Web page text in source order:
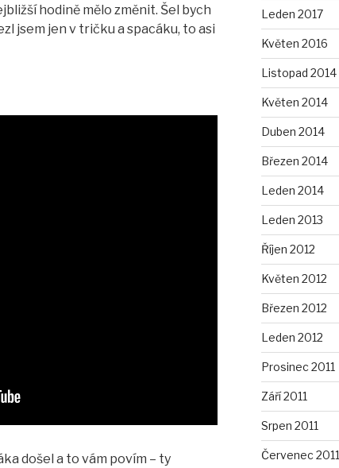
hodině mělo změnit. Šel bych
jsem jen v tričku a spacáku, to asi
došel a to vám povím – ty
Leden 2017
Květen 2016
Listopad 2014
Květen 2014
Duben 2014
Březen 2014
Leden 2014
Leden 2013
Říjen 2012
Květen 2012
Březen 2012
Leden 2012
Prosinec 2011
Září 2011
Srpen 2011
Červenec 2011